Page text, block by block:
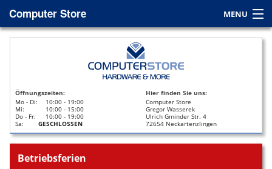
Computer Store MENU
Home
Leasing
Datenrettung
Öffnungszeiten:
Mo - Di:
10:00 - 19:00
Mi:
10:00 - 15:00
Do - Fr:
10:00 - 19:00
Sa:
GESCHLOSSEN
Hier finden Sie uns:
Computer Store
Gregor Wasserek
Ulrich Gminder Str. 4
72654 Neckartenzlingen
Betriebsferien